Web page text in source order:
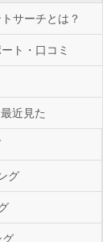
サーチとは？
ト・口コミ
最近見た
グ
グ